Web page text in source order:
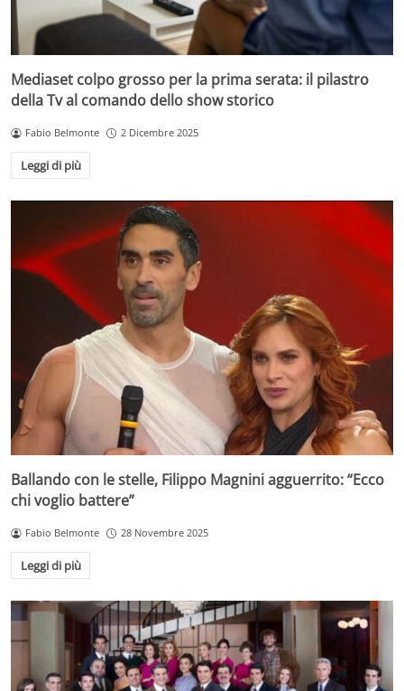
Mediaset colpo grosso per la prima serata: il pilastro
della Tv al comando dello show storico
Fabio Belmonte 2 Dicembre 2025
Leggi di più
Ballando con le stelle, Filippo Magnini agguerrito: “Ecco
chi voglio battere”
Fabio Belmonte 28 Novembre 2025
Leggi di più